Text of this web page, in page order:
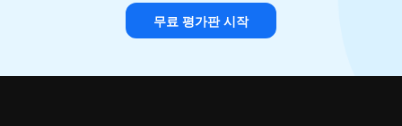
무료 평가판 시작